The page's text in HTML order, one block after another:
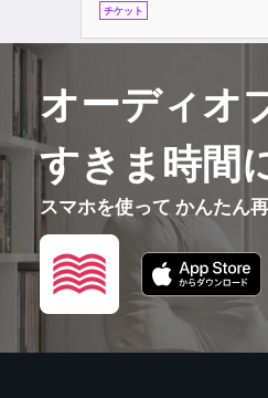
チケット
オーディオ
すきま時間
スマホを使って かんたん